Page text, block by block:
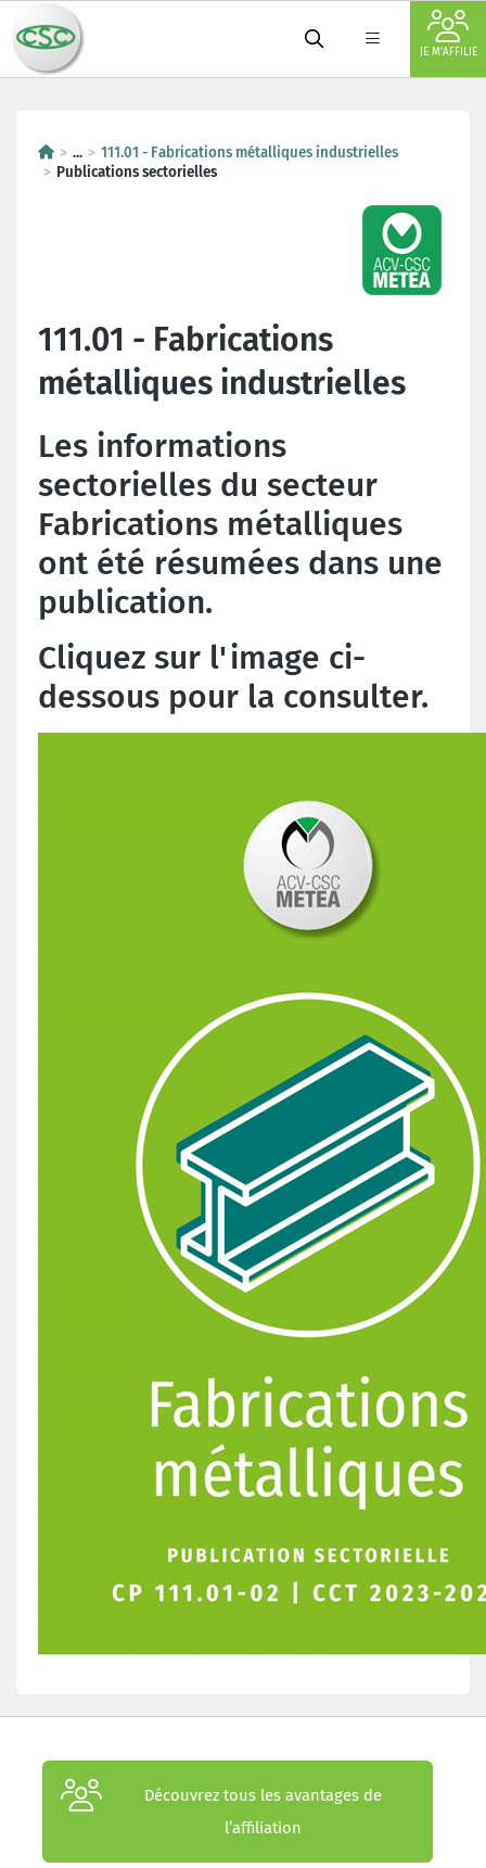
JE M'AFFILIE
...
111.01 - Fabrications métalliques industrielles
Publications sectorielles
111.01 - Fabrications
métalliques industrielles
Les informations
sectorielles du secteur
Fabrications métalliques
ont été résumées dans une
publication.
Cliquez sur l'image ci-
dessous pour la consulter.
Découvrez tous les avantages de
l’affiliation